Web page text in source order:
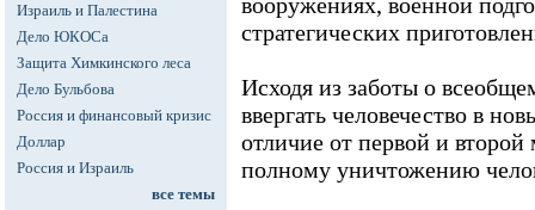
Израиль и Палестина
Дело ЮКОСа
Защита Химкинского леса
Дело Бульбова
Россия и финансовый кризис
Доллар
Россия и Израиль
все темы
стратегических
Исходя из заботы о
ввергать человечество в
отличие от первой и
полному уничтожению